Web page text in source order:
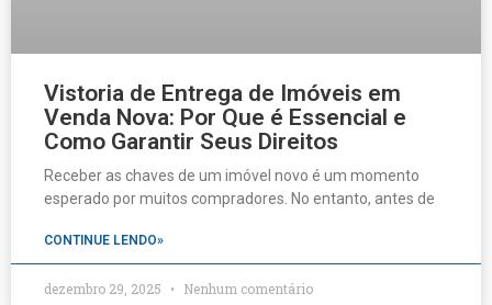
Vistoria de Entrega de Imóveis em
Venda Nova: Por Que é Essencial e
Como Garantir Seus Direitos
Receber as chaves de um imóvel novo é um momento
esperado por muitos compradores. No entanto, antes de
CONTINUE LENDO»
dezembro 29, 2025 Nenhum comentário